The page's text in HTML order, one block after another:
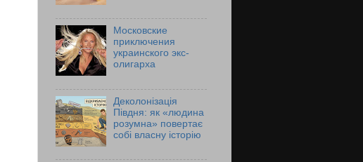
Московские
приключения
украинского экс-
олигарха
Деколонізація
Півдня: як «людина
розумна» повертає
собі власну історію